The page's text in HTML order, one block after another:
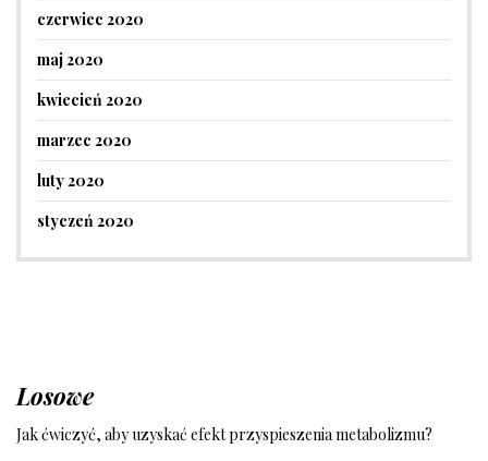
czerwiec 2020
maj 2020
kwiecień 2020
marzec 2020
luty 2020
styczeń 2020
Losowe
Jak ćwiczyć, aby uzyskać efekt przyspieszenia metabolizmu?